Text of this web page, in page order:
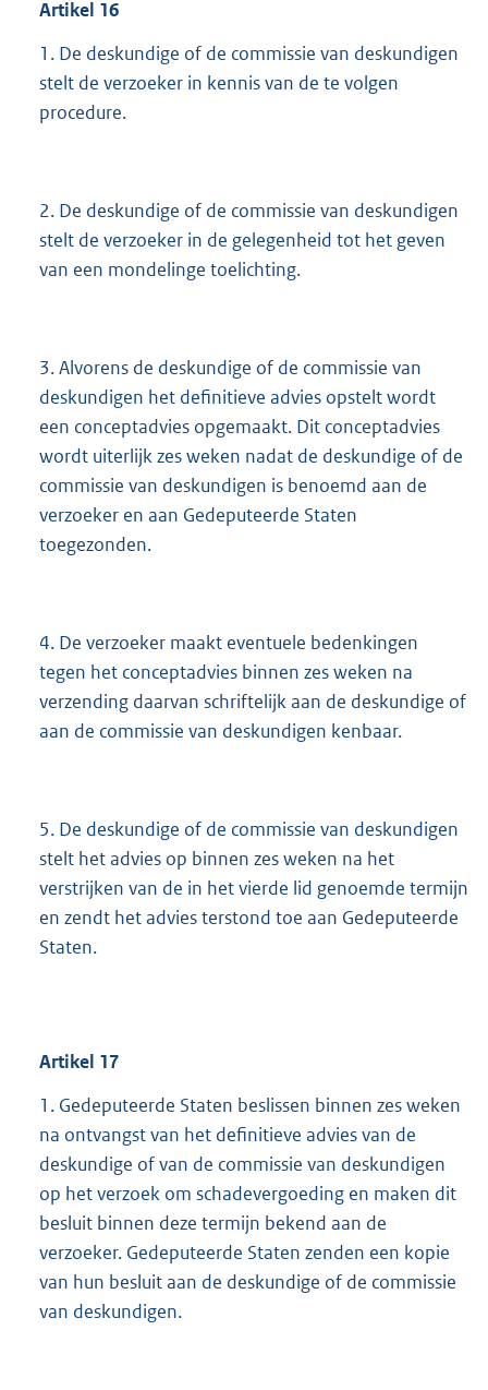
Artikel 16
1. De deskundige of de commissie van deskundigen
stelt de verzoeker in kennis van de te volgen
procedure.
2. De deskundige of de commissie van deskundigen
stelt de verzoeker in de gelegenheid tot het geven
van een mondelinge toelichting.
3. Alvorens de deskundige of de commissie van
deskundigen het definitieve advies opstelt wordt
een conceptadvies opgemaakt. Dit conceptadvies
wordt uiterlijk zes weken nadat de deskundige of de
commissie van deskundigen is benoemd aan de
verzoeker en aan Gedeputeerde Staten
toegezonden.
4. De verzoeker maakt eventuele bedenkingen
tegen het conceptadvies binnen zes weken na
verzending daarvan schriftelijk aan de deskundige of
aan de commissie van deskundigen kenbaar.
5. De deskundige of de commissie van deskundigen
stelt het advies op binnen zes weken na het
verstrijken van de in het vierde lid genoemde termijn
en zendt het advies terstond toe aan Gedeputeerde
Staten.
Artikel 17
1. Gedeputeerde Staten beslissen binnen zes weken
na ontvangst van het definitieve advies van de
deskundige of van de commissie van deskundigen
op het verzoek om schadevergoeding en maken dit
besluit binnen deze termijn bekend aan de
verzoeker. Gedeputeerde Staten zenden een kopie
van hun besluit aan de deskundige of de commissie
van deskundigen.